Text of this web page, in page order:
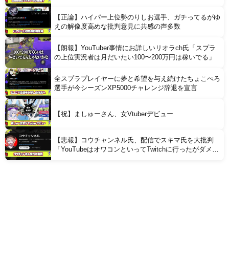
【正論】ハイパー上位勢のりしお選手、ガチってるがゆ
えの解像度高めな批判意見に共感の声多数
【朗報】YouTuber事情にお詳しいリオラch氏「スプラ
の上位実況者は月だいたい100〜200万円は稼いでる」
全スプラプレイヤーに夢と希望を与え続けたちょこぺろ
選手が今シーズンXP5000チャレンジ辞退を宣言
【祝】ましゅーさん、女Vtuberデビュー
【悲報】コウチャンネル氏、配信でスキマ氏を大批判
「YouTubeはオワコンといってTwitchに行ったがダメで